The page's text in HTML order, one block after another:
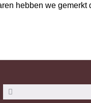
hebben we gemerkt
Zoeken
Zoeken